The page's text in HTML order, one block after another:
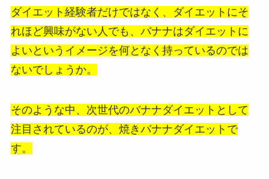
ダイエット経験者だけではなく、ダイエットにそ
れほど興味がない人でも、バナナはダイエットに
よいというイメージを何となく持っているのでは
ないでしょうか。
そのような中、次世代のバナナダイエットとして
注目されているのが、焼きバナナダイエットで
す。